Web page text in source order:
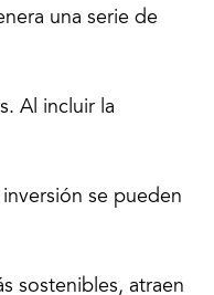
una serie de
Al incluir la
se pueden
sostenibles, atraen